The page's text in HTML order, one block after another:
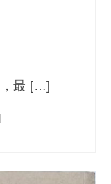
，最 […]